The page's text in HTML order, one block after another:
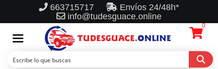
663715717
Envíos 24/48h*
info@tudesguace.online
Toggle
navigation
0